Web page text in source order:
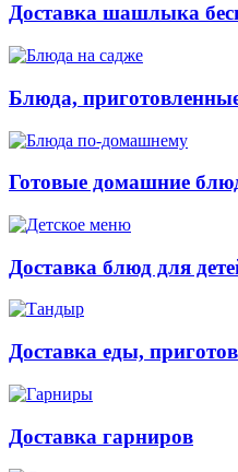
Доставка шашлыка
Блюда,
Готовые домашние
Доставка блюд для
Доставка еды,
Доставка гарниров